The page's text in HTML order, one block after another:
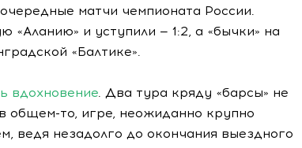
матчи чемпионата России.
и уступили — 1:2, а «бычки» на
«Балтике».
вдохновение. Два тура кряду «барсы» не
общем-то, игре, неожиданно крупно
ведя незадолго до окончания выездного